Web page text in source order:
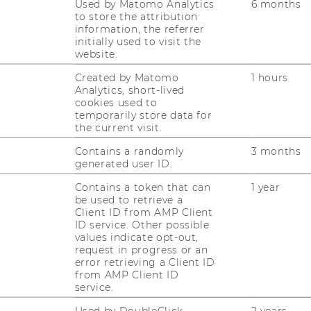
Bi­blio­thek Wirt­schafts­spra­chen
im Hin­blick auf Raub­gut­
zur Recherche)
- Ebene 1
Used by Matomo Analytics
to store the attribution
information, the referrer
initially used to visit the
website.
6 months
Created by Matomo
Analytics, short-lived
cookies used to
temporarily store data for
the current visit.
1 hours
Contains a randomly
generated user ID.
3 months
Contains a token that can
be used to retrieve a
Client ID from AMP Client
ID service. Other possible
values indicate opt-out,
request in progress or an
error retrieving a Client ID
from AMP Client ID
service.
1 year